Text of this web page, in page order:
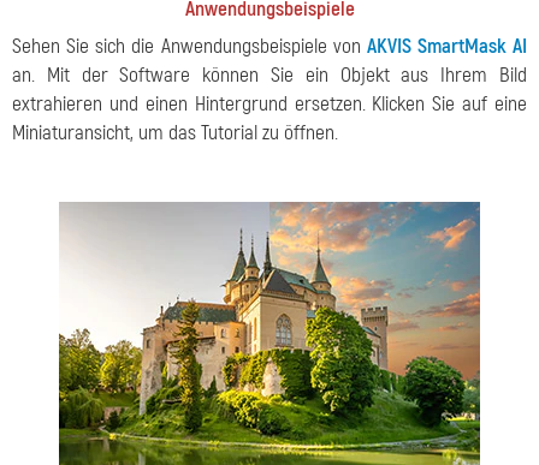
Anwendungsbeispiele
Sehen Sie sich die Anwendungsbeispiele von AKVIS SmartMask AI
an. Mit der Software können Sie ein Objekt aus Ihrem Bild
extrahieren und einen Hintergrund ersetzen. Klicken Sie auf eine
Miniaturansicht, um das Tutorial zu öffnen.